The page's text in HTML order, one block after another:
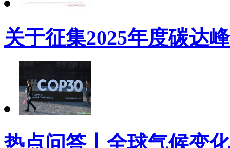
关于征集2025年度碳达
热点问答丨全球气候变